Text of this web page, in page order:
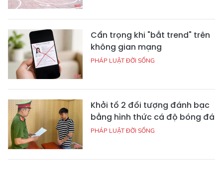
Cẩn trọng khi "bắt trend" trên
không gian mạng
PHÁP LUẬT ĐỜI SỐNG
Khởi tố 2 đối tượng đánh bạc
bằng hình thức cá độ bóng đá
PHÁP LUẬT ĐỜI SỐNG